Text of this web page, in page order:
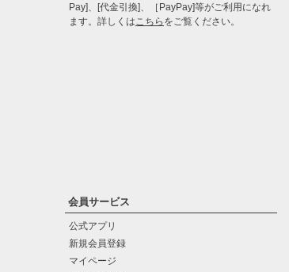
Pay]、[代金引換]、［PayPay]等がご利用になれ
ます。詳しくはこちら をご覧ください。
会員サービス
公式アプリ
新規会員登録
マイページ